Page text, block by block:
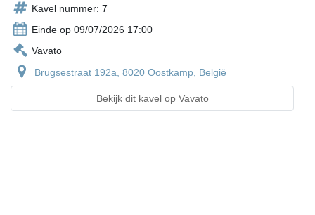
Kavel nummer: 7
Einde op 09/07/2026 17:00
Vavato
Brugsestraat 192a, 8020 Oostkamp, België
Bekijk dit kavel op Vavato